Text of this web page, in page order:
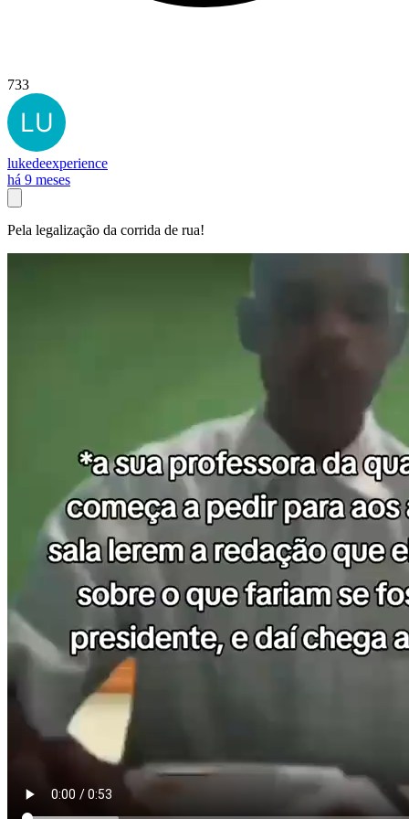
733
lukedeexperience
há 9 meses
Pela legalização da corrida de rua!